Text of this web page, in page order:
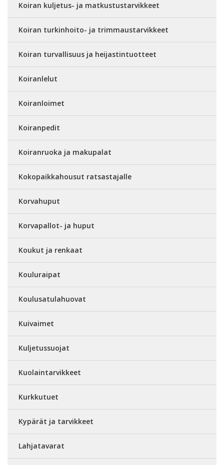
Koiran kuljetus- ja matkustustarvikkeet
Koiran turkinhoito- ja trimmaustarvikkeet
Koiran turvallisuus ja heijastintuotteet
Koiranlelut
Koiranloimet
Koiranpedit
Koiranruoka ja makupalat
Kokopaikkahousut ratsastajalle
Korvahuput
Korvapallot- ja huput
Koukut ja renkaat
Kouluraipat
Koulusatulahuovat
Kuivaimet
Kuljetussuojat
Kuolaintarvikkeet
Kurkkutuet
Kypärät ja tarvikkeet
Lahjatavarat